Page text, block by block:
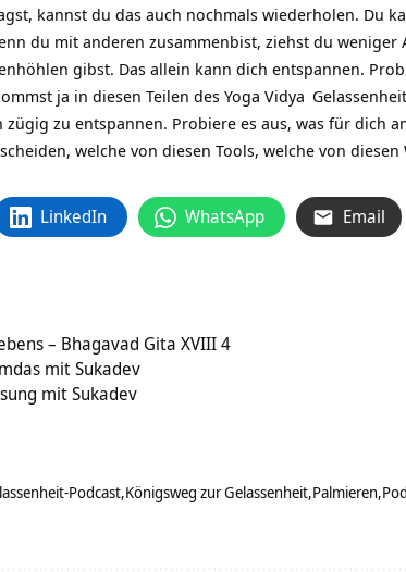
kannst du das auch nochmals wiederholen. Du
du mit anderen zusammenbist, ziehst du weniger
gibst. Das allein kann dich entspannen.
ja in diesen Teilen des Yoga Vidya
zu entspannen. Probiere es aus, was für dich
welche von diesen Tools, welche von
LinkedIn WhatsApp Email
– Bhagavad Gita XVIII 4
mit Sukadev
mit Sukadev
Podcast Königsweg zur Gelassenheit Palmieren